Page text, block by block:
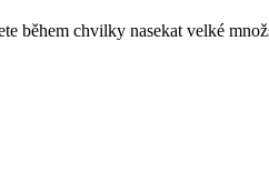
během chvilky nasekat velké